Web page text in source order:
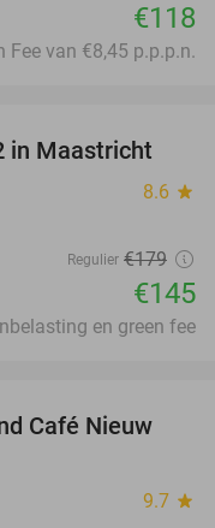
€118
Fee van €8,45 p.p.p.n.
19%
in Maastricht
8.6 star
Regulier €179
€145
en green fee
41%
Café Nieuw
9.7 star